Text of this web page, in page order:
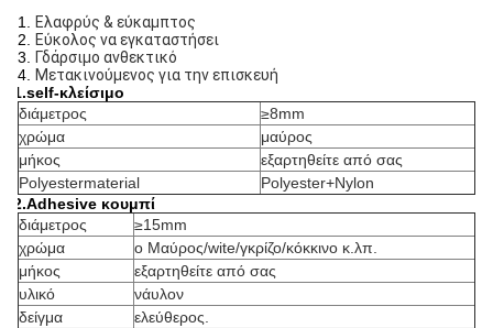
1.
Ελαφρύς & εύκαμπτος
2.
Εύκολος να εγκαταστήσει
3.
Γδάρσιμο ανθεκτικό
4.
Μετακινούμενος για την επισκευή
1.self-κλείσιμο
διάμετρος
≥8mm
χρώμα
μαύρος
μήκος
εξαρτηθείτε από σας
Polyestermaterial
Polyester+Nylon
2.Adhesive κουμπί
διάμετρος
≥15mm
χρώμα
ο Μαύρος/wite/γκρίζο/κόκκινο κ.λπ.
μήκος
εξαρτηθείτε από σας
υλικό
νάυλον
δείγμα
ελεύθερος.